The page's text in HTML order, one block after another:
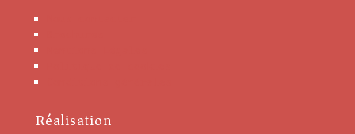
Réalisation